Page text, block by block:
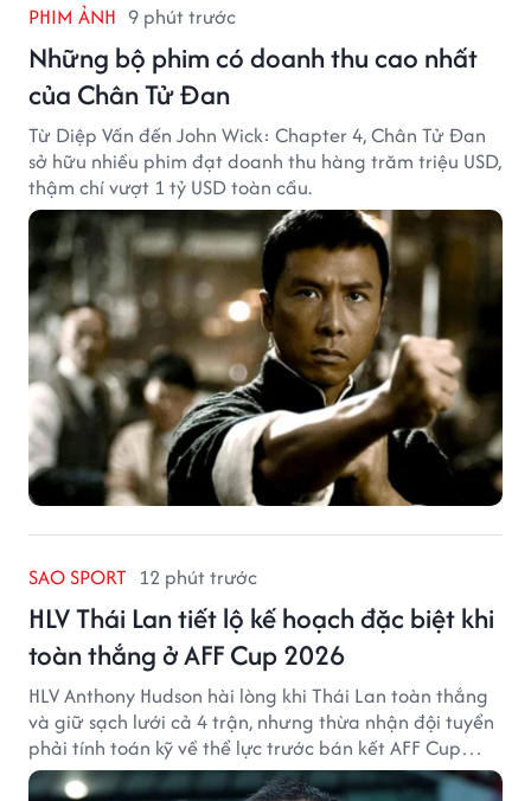
PHIM ẢNH 9 phút trước
Những bộ phim có doanh thu cao nhất
của Chân Tử Đan
Từ Diệp Vấn đến John Wick: Chapter 4, Chân Tử Đan
sở hữu nhiều phim đạt doanh thu hàng trăm triệu USD,
thậm chí vượt 1 tỷ USD toàn cầu.
SAO SPORT 12 phút trước
HLV Thái Lan tiết lộ kế hoạch đặc biệt khi
toàn thắng ở AFF Cup 2026
HLV Anthony Hudson hài lòng khi Thái Lan toàn thắng
và giữ sạch lưới cả 4 trận, nhưng thừa nhận đội tuyển
phải tính toán kỹ về thể lực trước bán kết AFF Cup
2026.